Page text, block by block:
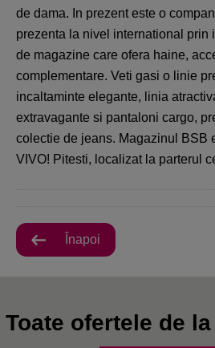
de dama. In prezent este o
prezenta la nivel international prin
de magazine care ofera haine,
complementare. Veti gasi o linie
incaltaminte elegante, linia
extravagante si pantaloni cargo,
colectie de jeans. Magazinul BSB
VIVO! Pitesti, localizat la parterul
Înapoi
Toate ofertele de